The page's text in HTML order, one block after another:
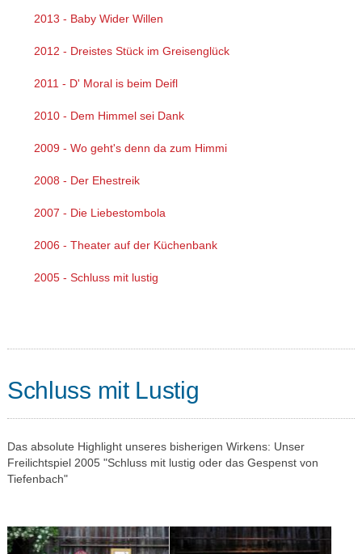
2013 - Baby Wider Willen
2012 - Dreistes Stück im Greisenglück
2011 - D' Moral is beim Deifl
2010 - Dem Himmel sei Dank
2009 - Wo geht's denn da zum Himmi
2008 - Der Ehestreik
2007 - Die Liebestombola
2006 - Theater auf der Küchenbank
2005 - Schluss mit lustig
Schluss mit Lustig
Das absolute Highlight unseres bisherigen Wirkens: Unser
Freilichtspiel 2005 "Schluss mit lustig oder das Gespenst von
Tiefenbach"